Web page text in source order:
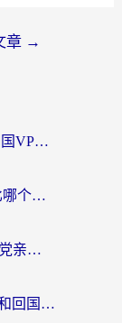
章 →
海外党必看：安卓用户如何选对回国VPN？从踩坑到无缝访问的全攻略
斧牛VPN好用吗？和引力VPN对比哪个回国效果更好？海外党亲测3款加速器+避坑指南
ChickCN和极闪回国好用吗？海外党亲测3款加速器，教你选对不踩坑
海外党实测：Malus VPN好用吗？和回国VPN对比哪个回国效果更好？附真实体验与加速器推荐